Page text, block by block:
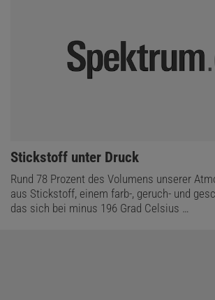
:
Stickstoff unter Druck
Rund 78 Prozent des Volumens unserer
aus Stickstoff, einem farb-, geruch- und
das sich bei minus 196 Grad Celsius …